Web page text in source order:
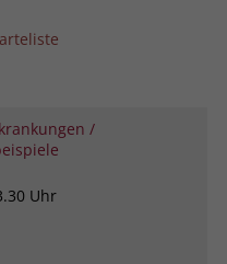
/
Uhr